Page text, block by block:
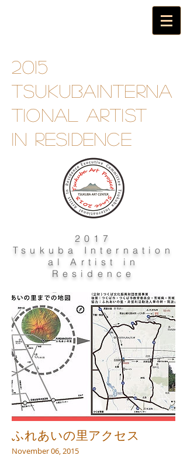
2015
TsukubaInterna
tional artist
in residence
2017
Tsukuba Internation
al Artist in
Residence
ふれあいの里アクセス
November 06, 2015